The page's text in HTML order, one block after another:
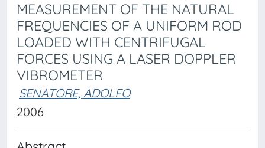
MEASUREMENT OF THE NATURAL
FREQUENCIES OF A UNIFORM ROD
LOADED WITH CENTRIFUGAL
FORCES USING A LASER DOPPLER
VIBROMETER
SENATORE, ADOLFO
2006